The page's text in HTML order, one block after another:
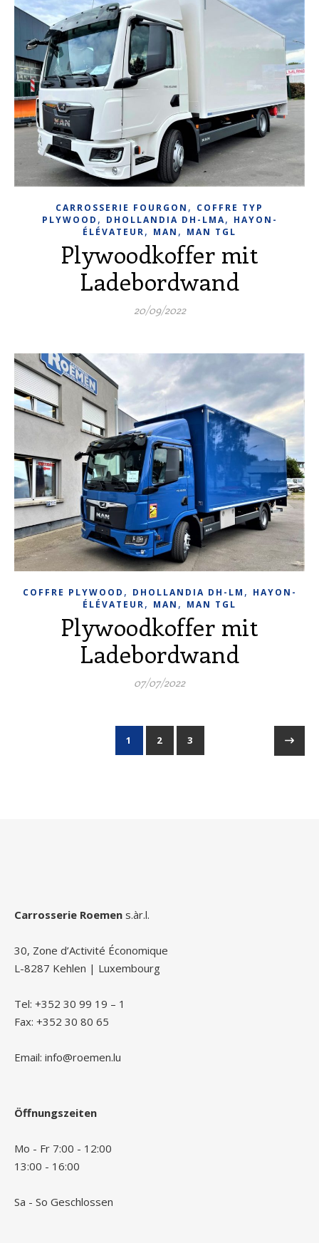
CARROSSERIE FOURGON , COFFRE TYP
PLYWOOD , DHOLLANDIA DH-LMA, HAYON-
ÉLÉVATEUR, MAN , MAN TGL
Plywoodkoffer mit
Ladebordwand
20/09/2022
COFFRE PLYWOOD , DHOLLANDIA DH-LM , HAYON-
ÉLÉVATEUR, MAN , MAN TGL
Plywoodkoffer mit
Ladebordwand
07/07/2022
1 2 3
Carrosserie Roemen s.àr.l.
30, Zone d’Activité Économique
L-8287 Kehlen | Luxembourg
Tel: +352 30 99 19 – 1
Fax: +352 30 80 65
Email: info@roemen.lu
Öffnungszeiten
Mo - Fr 7:00 - 12:00
13:00 - 16:00
Sa - So Geschlossen